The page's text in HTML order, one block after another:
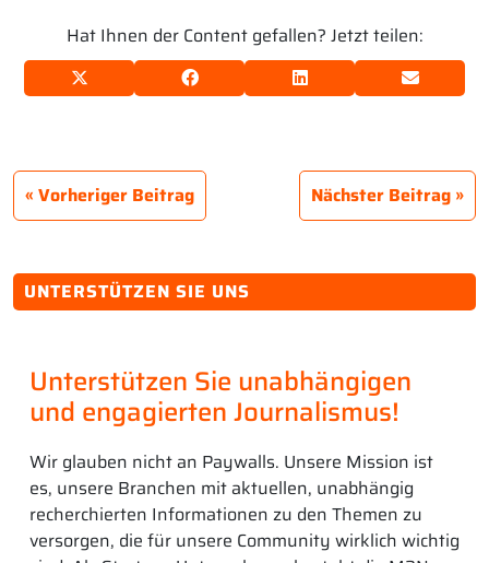
Hat Ihnen der Content gefallen? Jetzt teilen:
Vorheriger Beitrag Nächster Beitrag
UNTERSTÜTZEN SIE UNS
Unterstützen Sie unabhängigen
und engagierten Journalismus!
Wir glauben nicht an Paywalls. Unsere Mission ist
es, unsere Branchen mit aktuellen, unabhängig
recherchierten Informationen zu den Themen zu
versorgen, die für unsere Community wirklich wichtig